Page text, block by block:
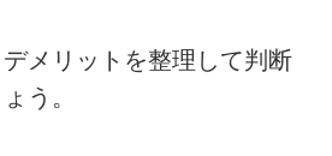
メリットを整理して判断
う。